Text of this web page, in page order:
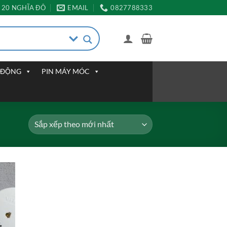
20 NGHĨA ĐÔ EMAIL 0827788333
PIN MÁY MÓC